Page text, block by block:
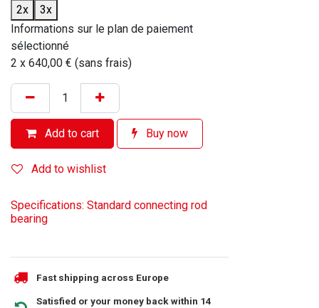
2x
3x
Informations sur le plan de paiement
sélectionné
2 x 640,00 € (sans frais)
Add to cart Buy now
Add to wishlist
Specifications: Standard connecting rod
bearing
Fast shipping across Europe
Satisfied or your money back within 14